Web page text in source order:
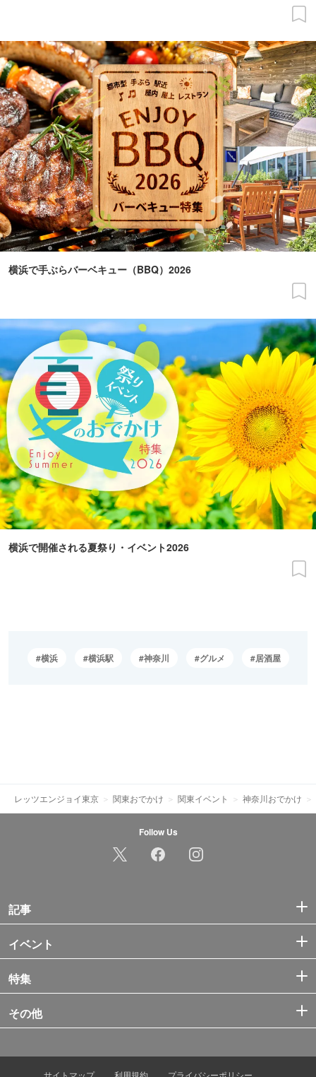
横浜で手ぶらバーベキュー（BBQ）2026
横浜で開催される夏祭り・イベント2026
横浜 横浜駅 神奈川 グルメ 居酒屋
レッツエンジョイ東京 関東おでかけ 関東イベント 神奈川おでかけ
Follow Us
記事
イベント
特集
その他
サイトマップ 利用規約 プライバシーポリシー